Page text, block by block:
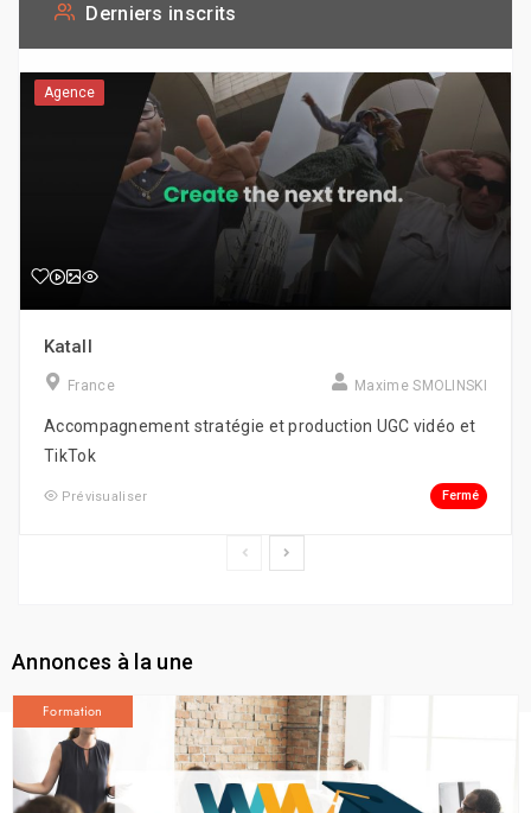
Derniers inscrits
Agence
Katall
France Maxime SMOLINSKI
Accompagnement stratégie et production UGC vidéo et
TikTok
Prévisualiser Fermé
Annonces à la une
Formation